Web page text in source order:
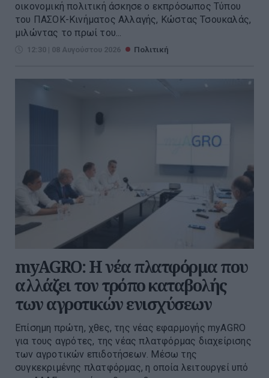
οικονομική πολιτική άσκησε ο εκπρόσωπος Τύπου
του ΠΑΣΟΚ-Κινήματος Αλλαγής, Κώστας Τσουκαλάς,
μιλώντας το πρωί του...
12:30 | 08 Αυγούστου 2026 Πολιτική
myAGRO: Η νέα πλατφόρμα που
αλλάζει τον τρόπο καταβολής
των αγροτικών ενισχύσεων
Επίσημη πρώτη, χθες, της νέας εφαρμογής myAGRO
για τους αγρότες, της νέας πλατφόρμας διαχείρισης
των αγροτικών επιδοτήσεων. Μέσω της
συγκεκριμένης πλατφόρμας, η οποία λειτουργεί υπό